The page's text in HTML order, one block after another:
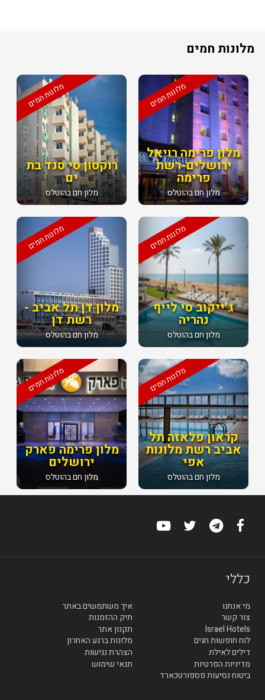
מלונות חמים
מלונות חמים
רוקסון סי סנד בת
ים
מלון חם בהוטלס
מלונות חמים
מלון פרימה רויאל
ירושלים-רשת
פרימה
מלון חם בהוטלס
מלונות חמים
מלון דן תל אביב -
רשת דן
מלון חם בהוטלס
מלונות חמים
ג׳ייקוב סי לייף
נהריה
מלון חם בהוטלס
מלונות חמים
מלון פרימה פארק
ירושלים
מלון חם בהוטלס
מלונות חמים
קראון פלאזה תל
אביב רשת מלונות
אפי
מלון חם בהוטלס
כללי
מי אנחנו
איך משתמשים באתר
צור קשר
תיק ההזמנות
Israel Hotels
תקנון אתר
לוח חופשות חגים
מלונות ברגע האחרון
דילים לאילת
הצהרת נגישות
מדיניות הפרטיות
תנאי שימוש
ביטוח נסיעות פספורטכארד